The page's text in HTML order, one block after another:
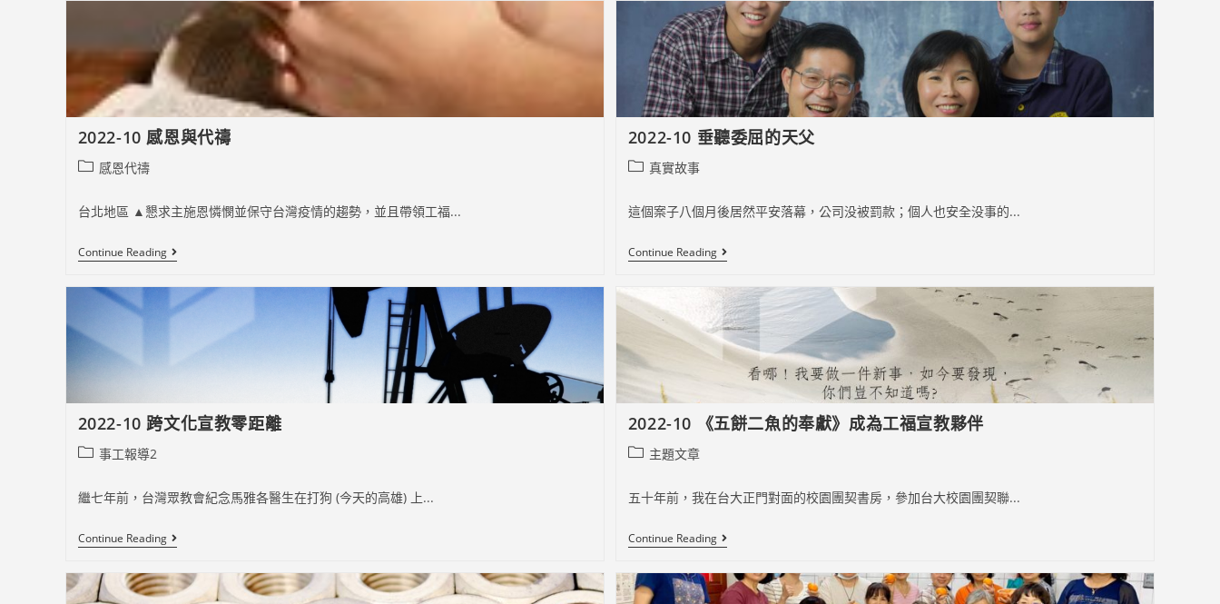
家
兒
少
青
年
事
工
靈
之
光》
印
尼
文
福
音
雜
誌
2022-10 感恩與代禱
Post感恩代禱
台北地區 ▲懇求主施恩憐憫並保守台灣疫情的趨勢，並且帶領工福...
Continue Reading2022-
10
與
2022-10 垂聽委屈的天父
Post真實故事
這個案子八個月後居然平安落幕，公司没被罰款；個人也安全没事的...
Continue Reading2022-
10
聽
委
屈
的
天
2022-10 跨文化宣教零距離
Post事工報導2
繼七年前，台灣眾教會紀念馬雅各醫生在打狗 (今天的高雄) 上...
Continue Reading2022-
10
文
化
2022-10 《五餅二魚的奉獻》成為工福宣教夥伴
Post主題文章
五十年前，我在台大正門對面的校園團契書房，參加台大校園團契聯...
Continue Reading2022-
10
餅
二